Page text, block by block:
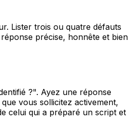
Lister trois ou quatre défauts
précise, honnête et bien
?". Ayez une réponse
vous sollicitez activement,
celui qui a préparé un script et